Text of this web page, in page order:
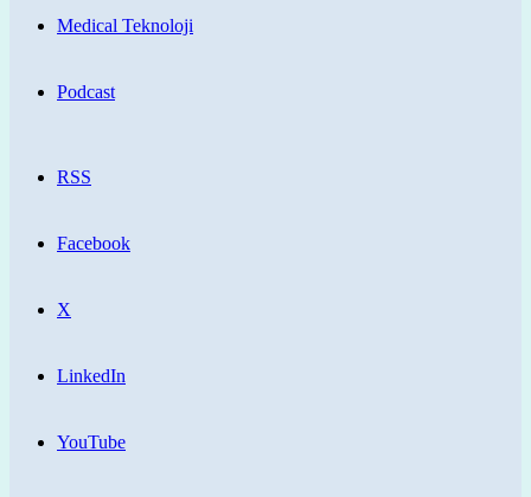
Medical Teknoloji
Podcast
RSS
Facebook
X
LinkedIn
YouTube